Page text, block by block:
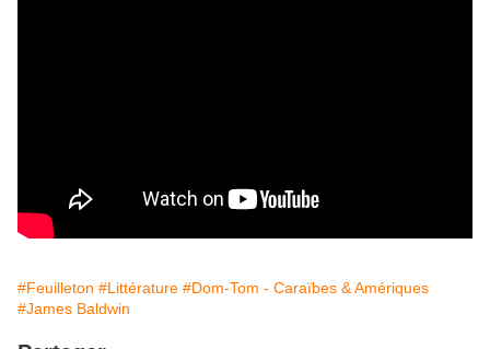
#Feuilleton #Littérature #Dom-Tom - Caraïbes & Amériques
#James Baldwin